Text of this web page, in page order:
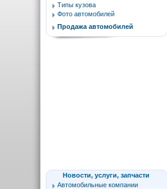
Типы кузова
Фото автомобилей
Продажа автомобилей
Новости, услуги, запчасти
Автомобильные компании